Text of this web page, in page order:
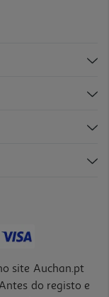
site Auchan.pt
do registo e